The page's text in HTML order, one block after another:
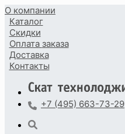
О компании
Каталог
Скидки
Оплата заказа
Доставка
Контакты
+7 (495) 663-73-29